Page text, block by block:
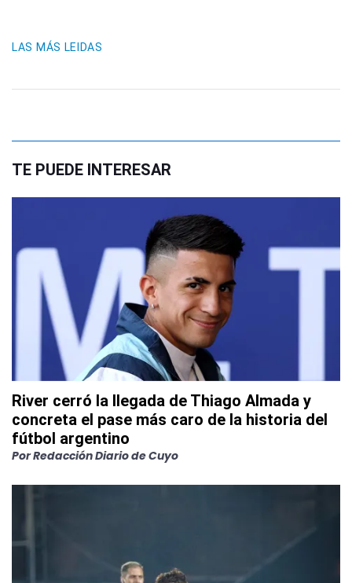
LAS MÁS LEIDAS
TE PUEDE INTERESAR
River cerró la llegada de Thiago Almada y
concreta el pase más caro de la historia del
fútbol argentino
PorRedacción Diario de Cuyo